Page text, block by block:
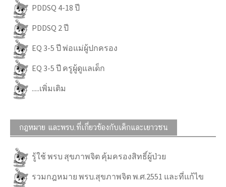
PDDSQ 4-18 ปี
PDDSQ 2 ปี
EQ 3-5 ปี พ่อแม่ผู้ปกครอง
EQ 3-5 ปี ครูผู้ดูแลเด็ก
.....เพิ่มเติม
กฎหมาย และพรบ.ที่เกี่ยวข้องกับเด็กและเยาวชน
รู้ใช้ พรบ สุขภาพจิต คุ้มครองสิทธิ์ผู้ป่วย
รวมกฎหมาย พรบ.สุขภาพจิต พ.ศ.2551 และที่แก้ไข